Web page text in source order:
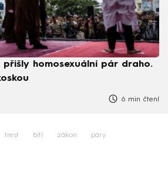
homosexuální pár draho.
6 min čtení
trest bití zákon páry